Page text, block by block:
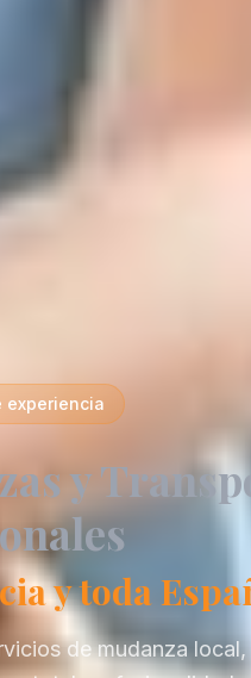
experiencia
y
y toda
de mudanza